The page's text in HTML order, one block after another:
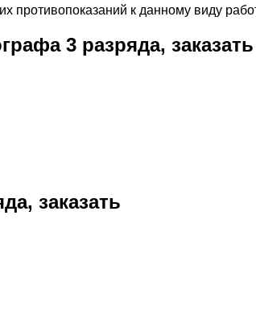
к данному виду
3 разряда, заказать
заказать